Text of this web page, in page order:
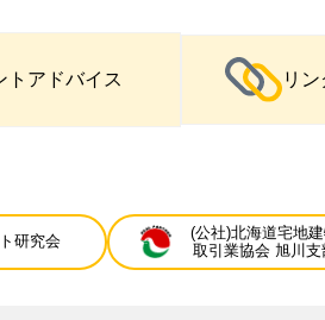
トアドバイス リ
研究会
(公社)北海道宅地
取引業協会 旭川支